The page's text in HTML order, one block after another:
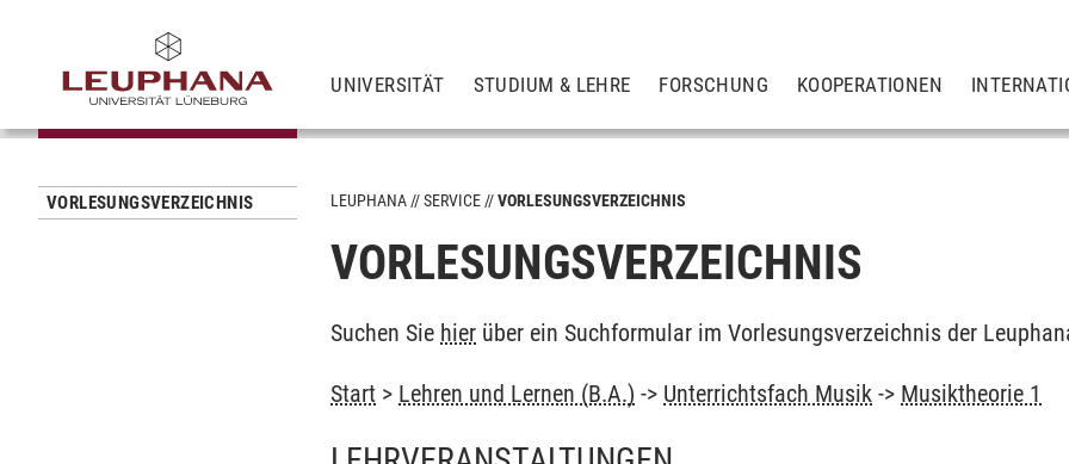
UNIVERSITÄT STUDIUM & LEHRE FORSCHUNG KOOPERATIONEN
VORLESUNGSVERZEICHNIS LEUPHANA SERVICE VORLESUNGSVERZEICHNIS
VORLESUNGSVERZEICHNIS
Suchen Sie hier über ein Suchformular im Vorlesungsverzeichnis der
Start > Lehren und Lernen (B.A.) -> Unterrichtsfach Musik -> Musiktheorie 1